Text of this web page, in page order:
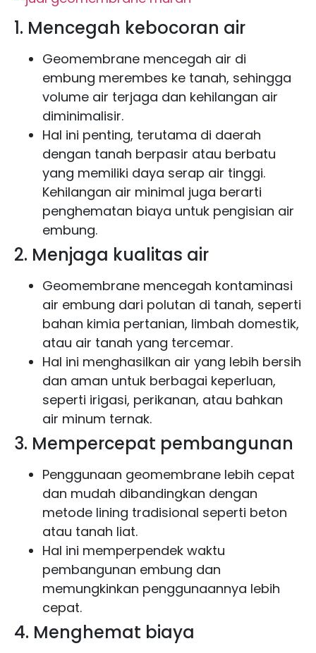
1. Mencegah kebocoran air
Geomembrane mencegah air di
embung merembes ke tanah, sehingga
volume air terjaga dan kehilangan air
diminimalisir.
Hal ini penting, terutama di daerah
dengan tanah berpasir atau berbatu
yang memiliki daya serap air tinggi.
Kehilangan air minimal juga berarti
penghematan biaya untuk pengisian air
embung.
2. Menjaga kualitas air
Geomembrane mencegah kontaminasi
air embung dari polutan di tanah, seperti
bahan kimia pertanian, limbah domestik,
atau air tanah yang tercemar.
Hal ini menghasilkan air yang lebih bersih
dan aman untuk berbagai keperluan,
seperti irigasi, perikanan, atau bahkan
air minum ternak.
3. Mempercepat pembangunan
Penggunaan geomembrane lebih cepat
dan mudah dibandingkan dengan
metode lining tradisional seperti beton
atau tanah liat.
Hal ini memperpendek waktu
pembangunan embung dan
memungkinkan penggunaannya lebih
cepat.
4. Menghemat biaya